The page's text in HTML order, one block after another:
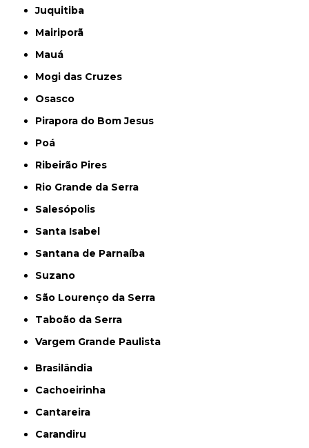
Juquitiba
Mairiporã
Mauá
Mogi das Cruzes
Osasco
Pirapora do Bom Jesus
Poá
Ribeirão Pires
Rio Grande da Serra
Salesópolis
Santa Isabel
Santana de Parnaíba
Suzano
São Lourenço da Serra
Taboão da Serra
Vargem Grande Paulista
Brasilândia
Cachoeirinha
Cantareira
Carandiru